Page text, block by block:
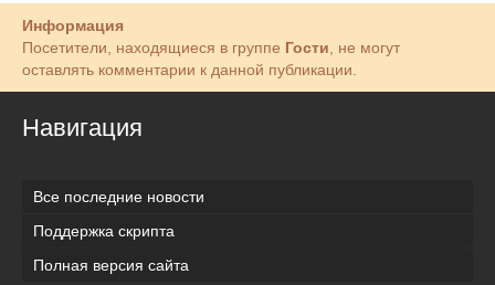
Информация
Посетители, находящиеся в группе Гости, не могут
оставлять комментарии к данной публикации.
Навигация
Все последние новости
Поддержка скрипта
Полная версия сайта